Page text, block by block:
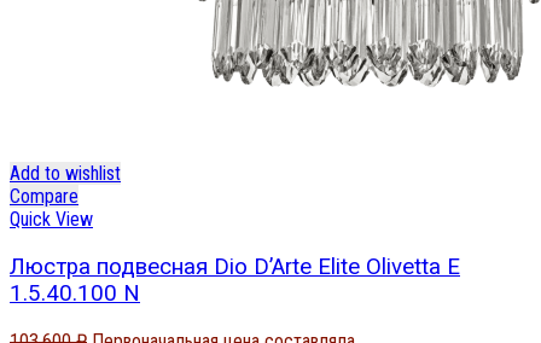
Add to wishlist
Compare
Quick View
Люстра подвесная Dio D’Arte Elite Olivetta E
1.5.40.100 N